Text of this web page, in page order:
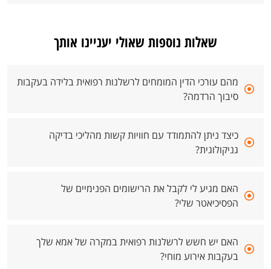
שאלות נוספות שאולי יעניינו אותך
מהם עורכי הדין המומחים לרשלנות רפואית בלידה בעקבות
סיבוך הרדמה?
כיצד ניתן להתמודד עם חוויות קשות מהליכי בדיקה
גניקולוגית?
האם מגיע לי לקבל את הרישומים הפנימיים של
הפסיכיאטר שלי?
האם יש חשש לרשלנות רפואית במקרה של אמא שלך
בעקבות אירוע מוחי?